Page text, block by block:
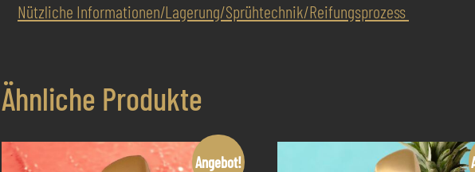
Nützliche Informationen/Lagerung/Sprühtechnik/Reifungsprozess
Ähnliche Produkte
Angebot!